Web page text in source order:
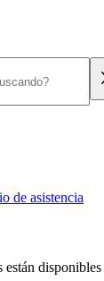
de asistencia
están